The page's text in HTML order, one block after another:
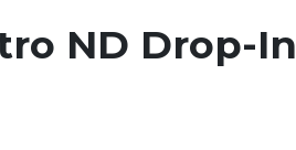
ND Drop-In